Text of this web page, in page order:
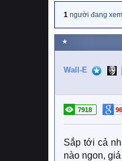
1 người đang xem
★
Wall-E
7918 96
Sắp tới cả
nào ngon,